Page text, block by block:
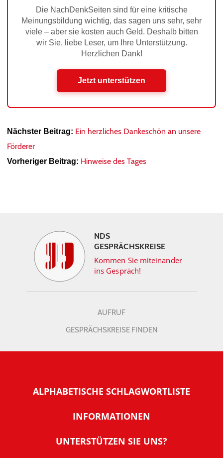
Die NachDenkSeiten sind für eine kritische
Meinungsbildung wichtig, das sagen uns sehr, sehr
viele – aber sie kosten auch Geld. Deshalb bitten
wir Sie, liebe Leser, um Ihre Unterstützung.
Herzlichen Dank!
Jetzt unterstützen
Nächster Beitrag: Ein herzliches Dankeschön an unsere
Förderer
Vorheriger Beitrag: Hinweise des Tages
NDS
GESPRÄCHSKREISE
Kommen Sie miteinander
ins Gespräch!
AUFRUF
GESPRÄCHSKREISE FINDEN
ALPHABETISCHE SCHLAGWORTLISTE
INFORMATIONEN
Warum NachDenkSeiten
UNTERSTÜTZEN SIE UNS?